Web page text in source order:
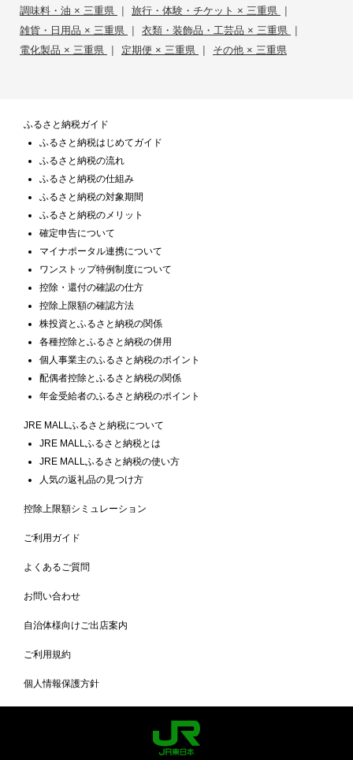
調味料・油 × 三重県 | 旅行・体験・チケット × 三重県 |
雑貨・日用品 × 三重県 | 衣類・装飾品・工芸品 × 三重県 |
電化製品 × 三重県 | 定期便 × 三重県 | その他 × 三重県
ふるさと納税ガイド
ふるさと納税はじめてガイド
ふるさと納税の流れ
ふるさと納税の仕組み
ふるさと納税の対象期間
ふるさと納税のメリット
確定申告について
マイナポータル連携について
ワンストップ特例制度について
控除・還付の確認の仕方
控除上限額の確認方法
株投資とふるさと納税の関係
各種控除とふるさと納税の併用
個人事業主のふるさと納税のポイント
配偶者控除とふるさと納税の関係
年金受給者のふるさと納税のポイント
JRE MALLふるさと納税について
JRE MALLふるさと納税とは
JRE MALLふるさと納税の使い方
人気の返礼品の見つけ方
控除上限額シミュレーション
ご利用ガイド
よくあるご質問
お問い合わせ
自治体様向けご出店案内
ご利用規約
個人情報保護方針